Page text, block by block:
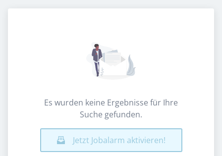
Es wurden keine Ergebnisse für Ihre
Suche gefunden.
Jetzt Jobalarm aktivieren!